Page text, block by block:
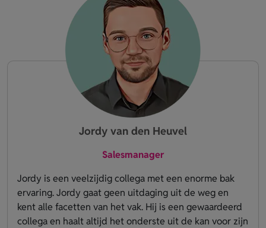
Jordy van den Heuvel
Salesmanager
Jordy is een veelzijdig collega met een enorme bak
ervaring. Jordy gaat geen uitdaging uit de weg en
kent alle facetten van het vak. Hij is een gewaardeerd
collega en haalt altijd het onderste uit de kan voor zijn